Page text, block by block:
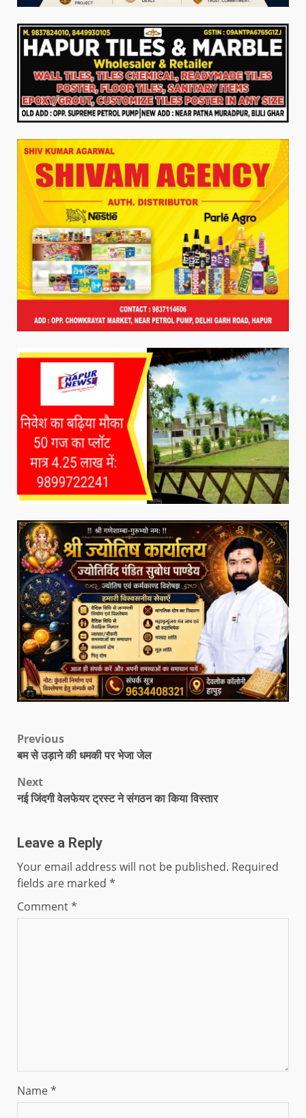
Previous
बम से उड़ाने की धमकी पर भेजा जेल
Next
नई जिंदगी वेलफेयर ट्रस्ट ने संगठन का किया विस्तार
Leave a Reply
Your email address will not be published. Required
fields are marked *
Comment*
Name*